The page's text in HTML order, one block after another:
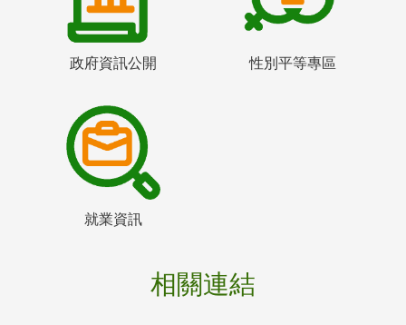
政府資訊公開 性別平等專區
就業資訊
相關連結